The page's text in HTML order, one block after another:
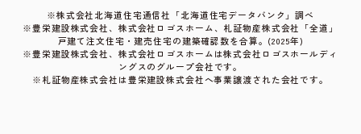
※株式会社北海道住宅通信社「北海道住宅データバンク」調べ
※豊栄建設株式会社、株式会社ロゴスホーム、 札証物産株式会社「全道」
戸建て注文住宅・建売住宅の建築確認数を合算。(2025年)
※豊栄建設株式会社、株式会社ロゴスホームは株式会社ロゴスホールディ
ングスのグループ会社です。
※札証物産株式会社は豊栄建設株式会社へ事業譲渡された会社です。